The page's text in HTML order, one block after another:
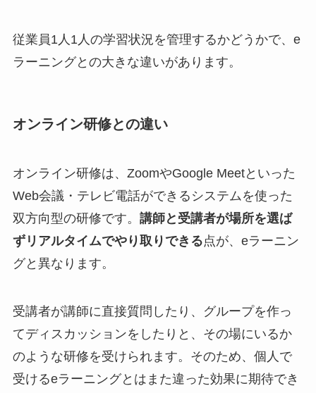
従業員1人1人の学習状況を管理するかどうかで、e
ラーニングとの大きな違いがあります。
オンライン研修との違い
オンライン研修は、ZoomやGoogle Meetといった
Web会議・テレビ電話ができるシステムを使った
双方向型の研修です。 講師と受講者が場所を選ば
ずリアルタイムでやり取りできる点が、eラーニン
グと異なります。
受講者が講師に直接質問したり、グループを作っ
てディスカッションをしたりと、その場にいるか
のような研修を受けられます。そのため、個人で
受けるeラーニングとはまた違った効果に期待でき